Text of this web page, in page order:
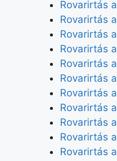
Rovarirtás
Rovarirtás
Rovarirtás
Rovarirtás
Rovarirtás
Rovarirtás
Rovarirtás
Rovarirtás
Rovarirtás
Rovarirtás
Rovarirtás